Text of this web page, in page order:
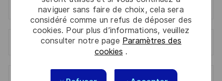
naviguer sans faire de choix, cela sera
considéré comme un refus de déposer des
cookies. Pour plus d’informations, veuillez
consulter notre page Paramètres des
cookies .
Spécialités De L'Ingénierie Et De La Technique
Management Des Offres Et Projets
Management Des Offres Et Projets